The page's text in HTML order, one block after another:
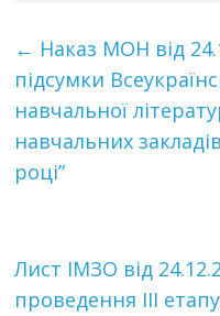
← Наказ МОН від
підсумки
навчальної
навчальних
році”
Лист ІМЗО від
проведення III